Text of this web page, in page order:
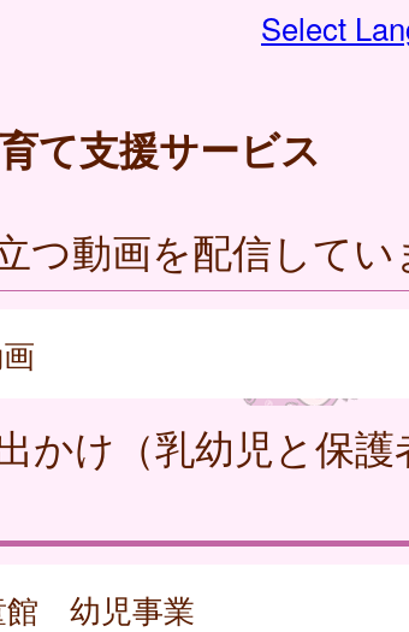
Select
て支援サービス
つ動画を配信してい
かけ（乳幼児と保護
館 幼児事業